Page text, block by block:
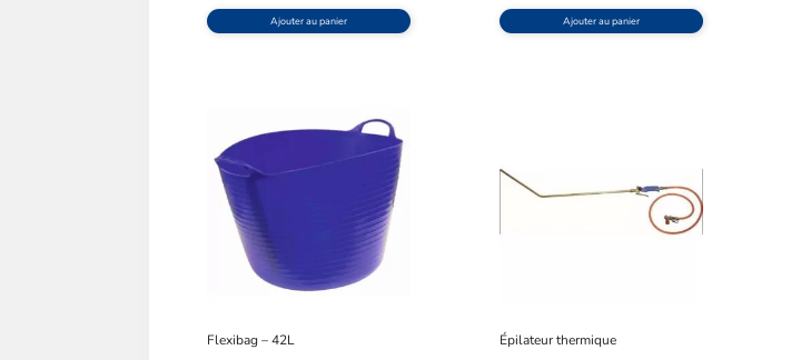
Ajouter au panier Ajouter au panier
Flexibag – 42L Épilateur thermique